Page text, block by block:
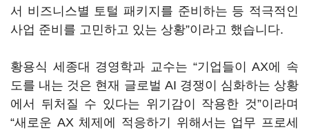
서 비즈니스별 토털 패키지를 준비하는 등 적극적인
사업 준비를 고민하고 있는 상황”이라고 했습니다.
황용식 세종대 경영학과 교수는 “기업들이AX에 속
도를 내는 것은 현재 글로벌 AI 경쟁이 심화하는 상황
에서 뒤처질 수 있다는 위기감이 작용한 것”이라며
“새로운 AX체제에 적응하기 위해서는 업무 프로세